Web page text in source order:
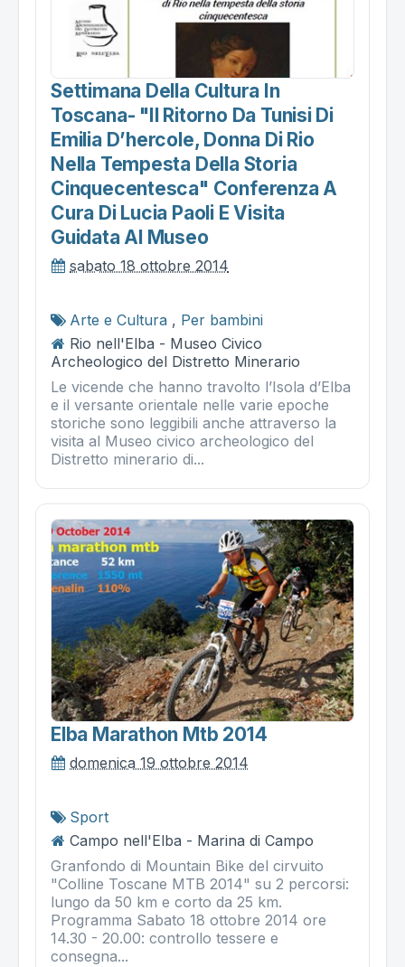
Settimana Della Cultura In
Toscana- "il Ritorno Da Tunisi Di
Emilia D’hercole, Donna Di Rio
Nella Tempesta Della Storia
Cinquecentesca" Conferenza A
Cura Di Lucia Paoli E Visita
Guidata Al Museo
sabato 18 ottobre 2014
Arte e Cultura , Per bambini
Rio nell'Elba - Museo Civico
Archeologico del Distretto Minerario
Le vicende che hanno travolto l’Isola d’Elba
e il versante orientale nelle varie epoche
storiche sono leggibili anche attraverso la
visita al Museo civico archeologico del
Distretto minerario di...
Elba Marathon Mtb 2014
domenica 19 ottobre 2014
Sport
Campo nell'Elba - Marina di Campo
Granfondo di Mountain Bike del cirvuito
"Colline Toscane MTB 2014" su 2 percorsi:
lungo da 50 km e corto da 25 km.
Programma Sabato 18 ottobre 2014 ore
14.30 - 20.00: controllo tessere e
consegna...